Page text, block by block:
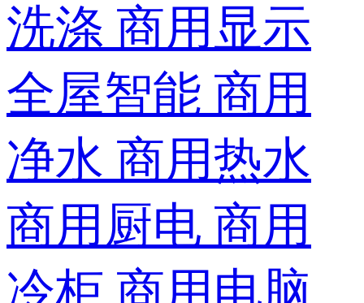
洗涤 商用显示
全屋智能 商用
净水 商用热水
商用厨电 商用
冷柜 商用电脑